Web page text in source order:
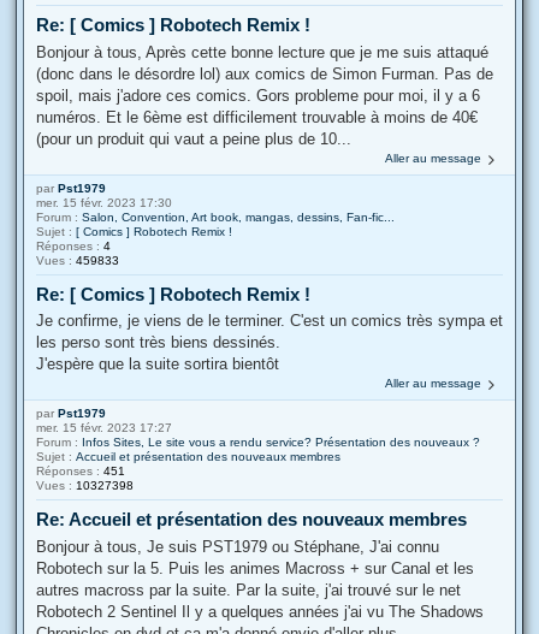
Re: [ Comics ] Robotech Remix !
Bonjour à tous, Après cette bonne lecture que je me suis attaqué
(donc dans le désordre lol) aux comics de Simon Furman. Pas de
spoil, mais j'adore ces comics. Gors probleme pour moi, il y a 6
numéros. Et le 6ème est difficilement trouvable à moins de 40€
(pour un produit qui vaut a peine plus de 10...
Aller au message
par Pst1979
mer. 15 févr. 2023 17:30
Forum : Salon, Convention, Art book, mangas, dessins, Fan-fic...
Sujet : [ Comics ] Robotech Remix !
Réponses : 4
Vues : 459833
Re: [ Comics ] Robotech Remix !
Je confirme, je viens de le terminer. C'est un comics très sympa et
les perso sont très biens dessinés.
J'espère que la suite sortira bientôt
Aller au message
par Pst1979
mer. 15 févr. 2023 17:27
Forum : Infos Sites, Le site vous a rendu service? Présentation des nouveaux ?
Sujet : Accueil et présentation des nouveaux membres
Réponses : 451
Vues : 10327398
Re: Accueil et présentation des nouveaux membres
Bonjour à tous, Je suis PST1979 ou Stéphane, J'ai connu
Robotech sur la 5. Puis les animes Macross + sur Canal et les
autres macross par la suite. Par la suite, j'ai trouvé sur le net
Robotech 2 Sentinel Il y a quelques années j'ai vu The Shadows